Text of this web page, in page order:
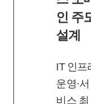
인 주
설계
IT 인프
운영·서
비스 최